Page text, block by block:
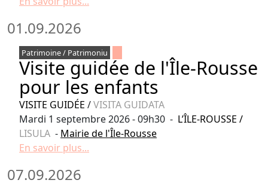
01.09.2026
Patrimoine / Patrimoniu
Visite guidée de l'Île-Rousse
pour les enfants
VISITE GUIDÉE /VISITA GUIDATA
Mardi 1 septembre 2026 - 09h30 - L’ÎLE-ROUSSE /
LISULA - Mairie de l'Île-Rousse
En savoir plus...
07.09.2026